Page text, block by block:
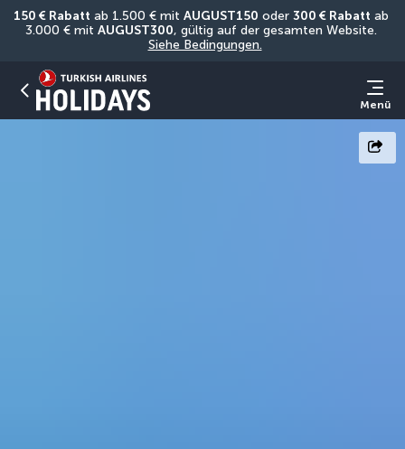
150 € Rabatt ab 1.500 € mit AUGUST150 oder 300 € Rabatt ab
3.000 € mit AUGUST300
Siehe Bedingungen.
Menü